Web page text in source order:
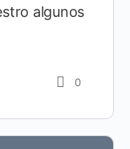
algunos
0